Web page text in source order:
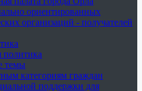
ориентированных
организаций - получателей
политика
темы
категориям граждан
поддержки для